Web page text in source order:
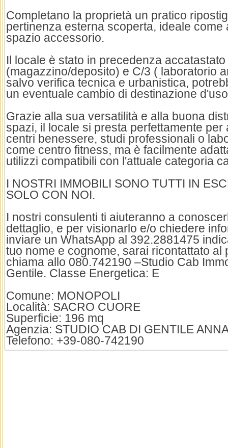
Completano la proprietà un pratico
pertinenza esterna scoperta, ideale come
spazio accessorio.
Il locale è stato in precedenza
(magazzino/deposito) e C/3 ( laboratorio
salvo verifica tecnica e urbanistica,
un eventuale cambio di destinazione
Grazie alla sua versatilità e alla buona
spazi, il locale si presta perfettamente per
centri benessere, studi professionali o
come centro fitness, ma è facilmente
utilizzi compatibili con l'attuale categoria
I NOSTRI IMMOBILI SONO TUTTI IN
SOLO CON NOI.
I nostri consulenti ti aiuteranno a
dettaglio, e per visionarlo e/o chiedere
inviare un WhatsApp al 392.2881475
tuo nome e cognome, sarai ricontattato al
chiama allo 080.742190 –Studio Cab
Gentile. Classe Energetica: E
Comune: MONOPOLI
Località: SACRO CUORE
Superficie: 196 mq
Agenzia: STUDIO CAB DI GENTILE
Telefono: +39-080-742190